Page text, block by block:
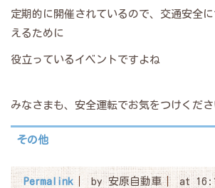
定期的に開催されているので、交通安全
えるために
役立っているイベントですよね
みなさまも、安全運転でお気をつけくださ
その他
Permalink by 安原自動車
at